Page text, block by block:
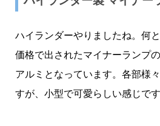
ハイランダーやりましたね。何
価格で出されたマイナーランプ
アルミとなっています。各部様
すが、小型で可愛らしい感じです